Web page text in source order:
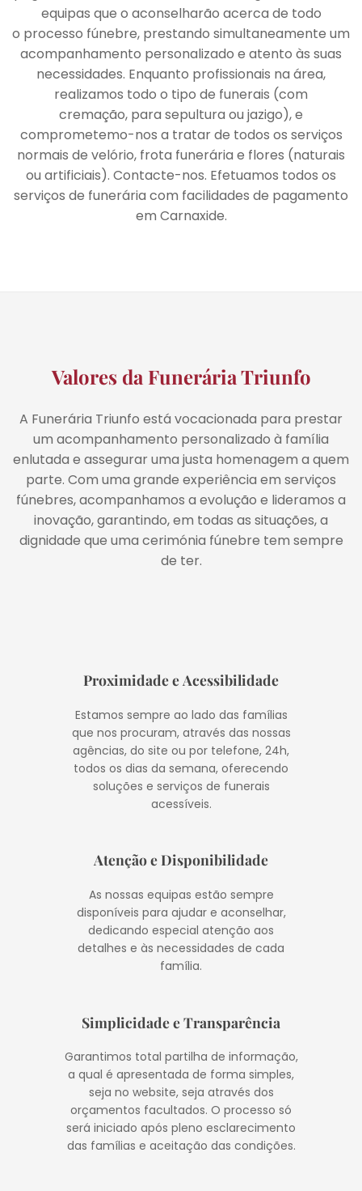
equipas que o aconselharão acerca de todo
o processo fúnebre, prestando simultaneamente um
acompanhamento personalizado e atento às suas
necessidades. Enquanto profissionais na área,
realizamos todo o tipo de funerais (com
cremação, para sepultura ou jazigo), e
comprometemo-nos a tratar de todos os serviços
normais de velório, frota funerária e flores (naturais
ou artificiais). Contacte-nos. Efetuamos todos os
serviços de funerária com facilidades de pagamento
em Carnaxide.
Valores da Funerária Triunfo
A Funerária Triunfo está vocacionada para prestar
um acompanhamento personalizado à família
enlutada e assegurar uma justa homenagem a quem
parte. Com uma grande experiência em serviços
fúnebres, acompanhamos a evolução e lideramos a
inovação, garantindo, em todas as situações, a
dignidade que uma cerimónia fúnebre tem sempre
de ter.
Proximidade e Acessibilidade
Estamos sempre ao lado das famílias
que nos procuram, através das nossas
agências, do site ou por telefone, 24h,
todos os dias da semana, oferecendo
soluções e serviços de funerais
acessíveis.
Atenção e Disponibilidade
As nossas equipas estão sempre
disponíveis para ajudar e aconselhar,
dedicando especial atenção aos
detalhes e às necessidades de cada
família.
Simplicidade e Transparência
Garantimos total partilha de informação,
a qual é apresentada de forma simples,
seja no website, seja através dos
orçamentos facultados. O processo só
será iniciado após pleno esclarecimento
das famílias e aceitação das condições.